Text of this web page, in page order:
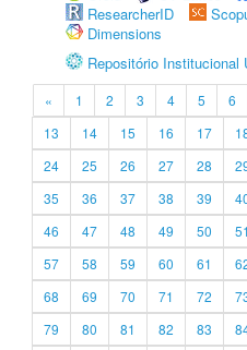
ResearcherID
Dimensions
Repositório Institucional
« 1 2 3 4 5 6
13
14 15 16 17
24
25 26 27 28
35
36 37 38 39
46
47 48 49 50 51
57
58 59 60 61
68
69 70 71 72
79
80 81 82 83